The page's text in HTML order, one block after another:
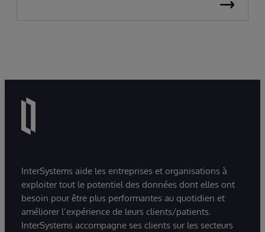
InterSystems aide les entreprises et organisations à
exploiter tout le potentiel des données dont elles ont
besoin pour être plus performantes au quotidien et
améliorer l’expérience de leurs clients/patients.
InterSystems accompagne ses clients sur les secteurs